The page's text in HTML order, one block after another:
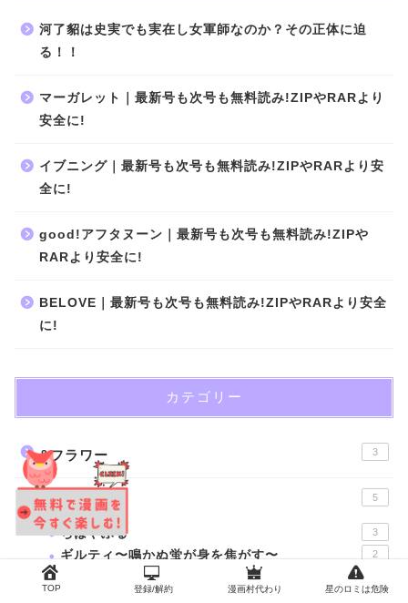
河了貂は史実でも実在し女軍師なのか？その正体に迫
る！！
マーガレット｜最新号も次号も無料読み!ZIPやRARより
安全に!
イブニング｜最新号も次号も無料読み!ZIPやRARより安
全に!
good!アフタヌーン｜最新号も次号も無料読み!ZIPや
RARより安全に!
BELOVE｜最新号も次号も無料読み!ZIPやRARより安全
に!
カテゴリー
&フラワー 3
BE･LOVE 5
ちはやふる 3
ギルティ〜鳴かぬ蛍が身を焦がす〜 2
17
TOP 登録/解約 漫画村代わり 星のロミは危険